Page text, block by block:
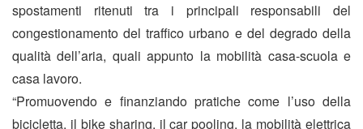
spostamenti ritenuti tra i principali responsabili del
congestionamento del traffico urbano e del degrado della
qualità dell’aria, quali appunto la mobilità casa-scuola e
casa lavoro.
“Promuovendo e finanziando pratiche come l’uso della
bicicletta, il bike sharing, il car pooling, la mobilità elettrica